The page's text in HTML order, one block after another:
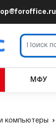
МФУ
компьютеры